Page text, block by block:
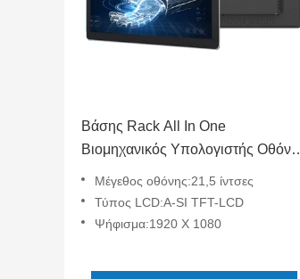
Βάσης Rack All In One
Βιομηχανικός Υπολογιστής Οθόνη
RS485 GPIO Οθόνη Αφής 21.5
Ίντσες
Μέγεθος οθόνης:21,5 ίντσες
Τύπος LCD:A-SI TFT-LCD
Ψήφισμα:1920 X 1080